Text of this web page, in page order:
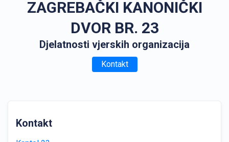
ZAGREBAČKI KANONIČKI
DVOR BR. 23
Djelatnosti vjerskih organizacija
Kontakt
Kontakt